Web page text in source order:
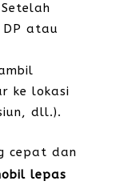
atau
ke lokasi
dll.).
cepat dan
lepas